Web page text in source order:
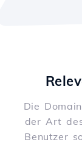
Die
der Art
Benutzer